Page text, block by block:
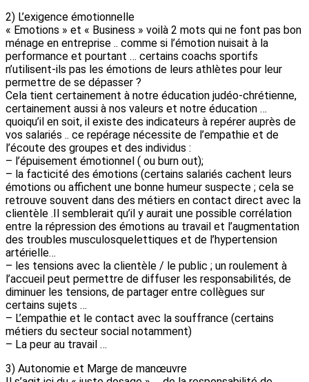
2) L’exigence émotionnelle
« Emotions » et « Business » voilà 2 mots qui ne font pas bon
ménage en entreprise .. comme si l’émotion nuisait à la
performance et pourtant … certains coachs sportifs
n’utilisent-ils pas les émotions de leurs athlètes pour leur
permettre de se dépasser ?
Cela tient certainement à notre éducation judéo-chrétienne,
certainement aussi à nos valeurs et notre éducation …
quoiqu’il en soit, il existe des indicateurs à repérer auprès de
vos salariés .. ce repérage nécessite de l’empathie et de
l’écoute des groupes et des individus :
– l’épuisement émotionnel ( ou burn out);
– la facticité des émotions (certains salariés cachent leurs
émotions ou affichent une bonne humeur suspecte ; cela se
retrouve souvent dans des métiers en contact direct avec la
clientèle .Il semblerait qu’il y aurait une possible corrélation
entre la répression des émotions au travail et l’augmentation
des troubles musculosquelettiques et de l’hypertension
artérielle…
– les tensions avec la clientèle / le public ; un roulement à
l’accueil peut permettre de diffuser les responsabilités, de
diminuer les tensions, de partager entre collègues sur
certains sujets …
– L’empathie et le contact avec la souffrance (certains
métiers du secteur social notamment)
– La peur au travail …
3) Autonomie et Marge de manœuvre